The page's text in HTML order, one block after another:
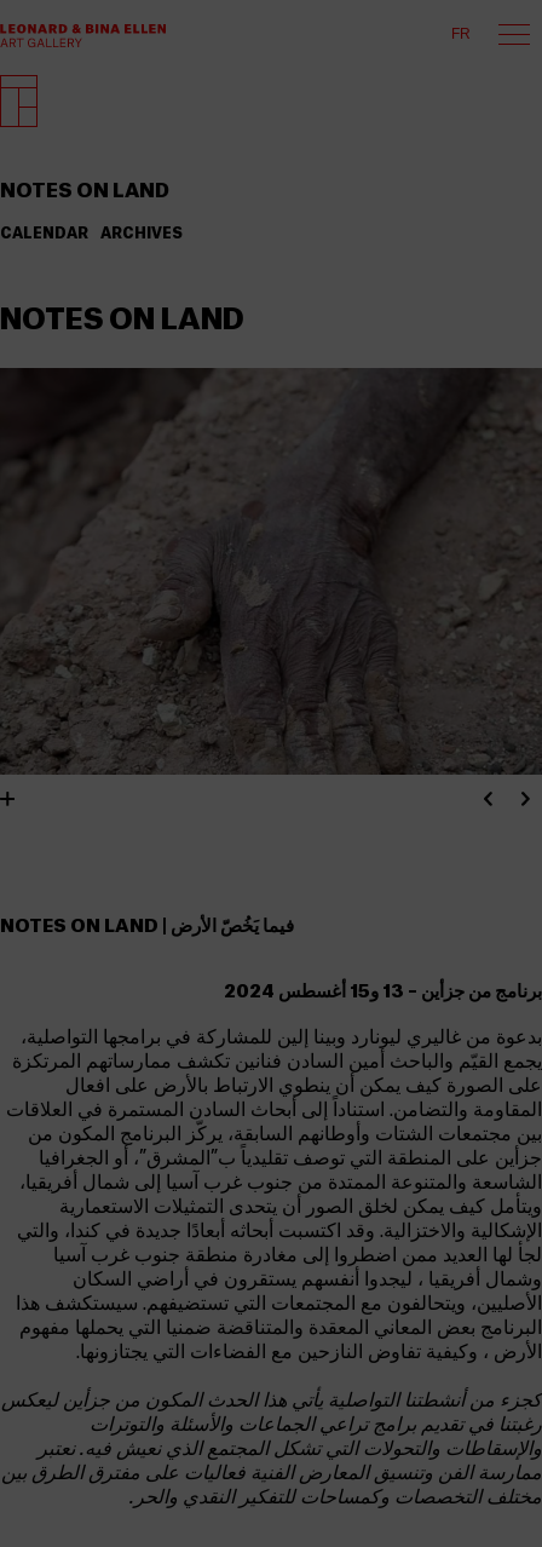
FR
NOTES ON LAND
CALENDAR ARCHIVES
NOTES ON LAND
NOTES ON LAND | فيما يَخُصّ الأرض
برنامج من جزأين – 13 و15 أغسطس 2024
بدعوة من غاليري ليونارد وبينا إلين للمشاركة في برامجها التواصلية،
يجمع القيّم والباحث أمين السادن فنانين تكشف ممارساتهم المرتكزة
على الصورة كيف يمكن أن ينطوي الارتباط بالأرض على افعال
المقاومة والتضامن. استناداً إلى أبحاث السادن المستمرة في العلاقات
بين مجتمعات الشتات وأوطانهم السابقة، يركّز البرنامج المكون من
جزأين على المنطقة التي توصف تقليدياً ب”المشرق”، أو الجغرافيا
الشاسعة والمتنوعة الممتدة من جنوب غرب آسيا إلى شمال أفريقيا،
ويتأمل كيف يمكن لخلق الصور أن يتحدى التمثيلات الاستعمارية
الإشكالية والاختزالية. وقد اكتسبت أبحاثه أبعادًا جديدة في كندا، والتي
لجأ لها العديد ممن اضطروا إلى مغادرة منطقة جنوب غرب آسيا
وشمال أفريقيا ، ليجدوا أنفسهم يستقرون في أراضي السكان
الأصليين، ويتحالفون مع المجتمعات التي تستضيفهم. سيستكشف هذا
البرنامج بعض المعاني المعقدة والمتناقضة ضمنيا التي يحملها مفهوم
الأرض ، وكيفية تفاوض النازحين مع الفضاءات التي يجتازونها.
كجزء من أنشطتنا التواصلية يأتي هذا الحدث المكون من جزأين ليعكس
رغبتنا في تقديم برامج تراعي الجماعات والأسئلة والتوترات
والإسقاطات والتحولات التي تشكل المجتمع الذي نعيش فيه. نعتبر
ممارسة الفن وتنسيق المعارض الفنية فعاليات على مفترق الطرق بين
مختلف التخصصات وكمساحات للتفكير النقدي والحر.